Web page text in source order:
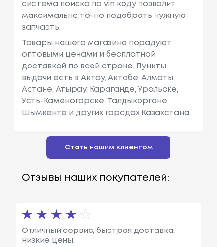
система поиска по vin коду позволит
максимально точно подобрать нужную
запчасть.
Товары нашего магазина порадуют
оптовыми ценами и бесплатной
доставкой по всей стране. Пункты
выдачи есть в Актау, Актобе, Алматы,
Астане, Атырау, Караганде, Уральске,
Усть-Каменогорске, Талдыкоргане,
Шымкенте и других городах Казахстана.
Стать нашим клиентом
Отзывы наших покупателей:
Отличный сервис, быстрая доставка,
низкие цены.